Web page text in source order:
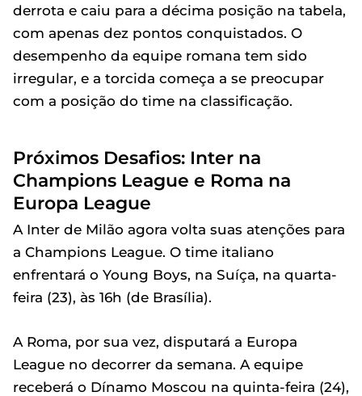
derrota e caiu para a décima posição na tabela,
com apenas dez pontos conquistados. O
desempenho da equipe romana tem sido
irregular, e a torcida começa a se preocupar
com a posição do time na classificação.
Próximos Desafios: Inter na
Champions League e Roma na
Europa League
A Inter de Milão agora volta suas atenções para
a Champions League. O time italiano
enfrentará o Young Boys, na Suíça, na quarta-
feira (23), às 16h (de Brasília).
A Roma, por sua vez, disputará a Europa
League no decorrer da semana. A equipe
receberá o Dínamo Moscou na quinta-feira (24),